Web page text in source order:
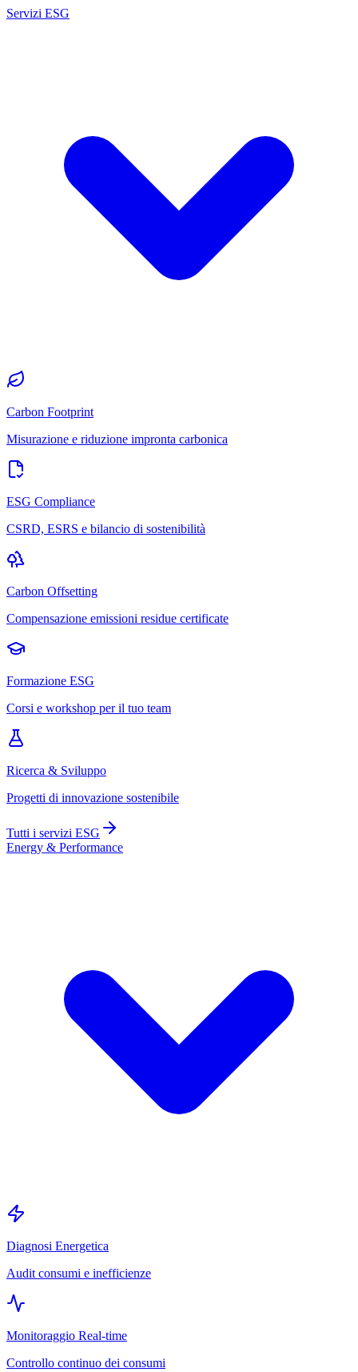
Servizi ESG
Carbon Footprint
Misurazione e riduzione impronta carbonica
ESG Compliance
CSRD, ESRS e bilancio di sostenibilità
Carbon Offsetting
Compensazione emissioni residue certificate
Formazione ESG
Corsi e workshop per il tuo team
Ricerca & Sviluppo
Progetti di innovazione sostenibile
Tutti i servizi ESG
Energy & Performance
Diagnosi Energetica
Audit consumi e inefficienze
Monitoraggio Real-time
Controllo continuo dei consumi